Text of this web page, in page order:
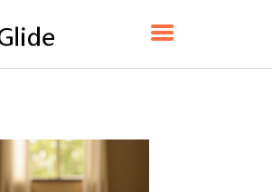
HUBGLIDE
について
わせ